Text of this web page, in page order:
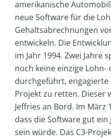
amerikanische
neue Software für die
Gehaltsabrechnungen
entwickeln. Die
im Jahr 1994. Zwei Jahre
noch keine einzige
durchgeführt, engagierte
Projekt zu retten. Dieser
Jeffries an Bord. Im März
dass die Software gut
sein würde. Das C3-